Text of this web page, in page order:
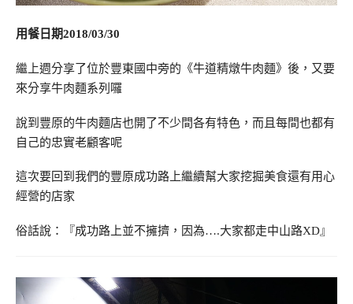
用餐日期2018/03/30
繼上週分享了位於豐東國中旁的《牛道精燉牛肉麵》後，又要
來分享牛肉麵系列囉
說到豐原的牛肉麵店也開了不少間各有特色，而且每間也都有
自己的忠實老顧客呢
這次要回到我們的豐原成功路上繼續幫大家挖掘美食還有用心
經營的店家
俗話說：『成功路上並不擁擠，因為….大家都走中山路XD』